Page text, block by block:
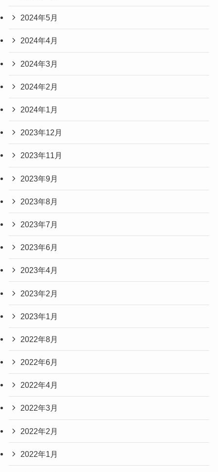
2024年5月
2024年4月
2024年3月
2024年2月
2024年1月
2023年12月
2023年11月
2023年9月
2023年8月
2023年7月
2023年6月
2023年4月
2023年2月
2023年1月
2022年8月
2022年6月
2022年4月
2022年3月
2022年2月
2022年1月